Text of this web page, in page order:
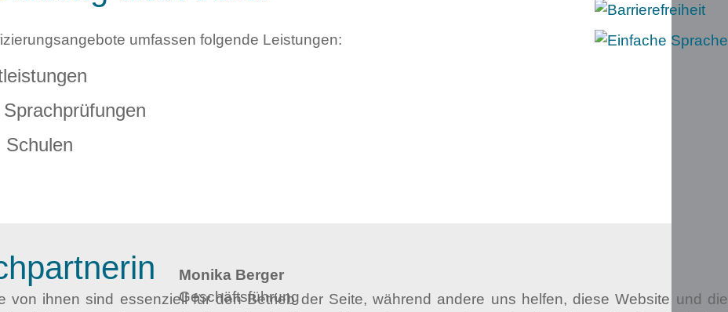
umfassen folgende Leistungen:
Schulen
Monika Berger
Geschäftsführung
von ihnen sind essenziell für den Betrieb der Seite, während andere uns helfen, diese Website und die